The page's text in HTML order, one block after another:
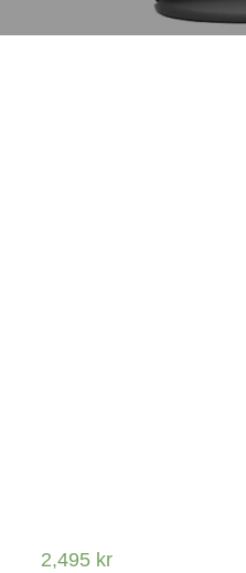
2,495 kr